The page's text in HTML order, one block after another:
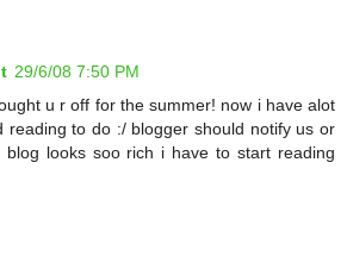
29/6/08 7:50 PM
u r off for the summer! now i have alot
reading to do :/ blogger should notify us or
blog looks soo rich i have to start reading